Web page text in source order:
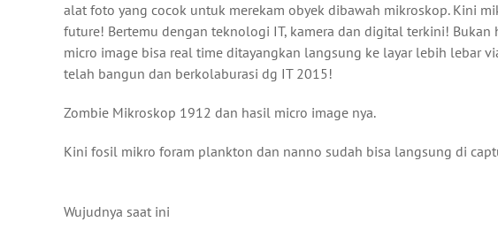
alat foto yang cocok untuk merekam obyek dibawah mikroskop. Kini
future! Bertemu dengan teknologi IT, kamera dan digital terkini!
micro image bisa real time ditayangkan langsung ke layar lebih lebar
telah bangun dan berkolaburasi dg IT 2015!
Zombie Mikroskop 1912 dan hasil micro image nya.
Kini fosil mikro foram plankton dan nanno sudah bisa langsung di
Wujudnya saat ini